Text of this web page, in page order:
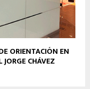
ORIENTACIÓN EN
CHÁVEZ